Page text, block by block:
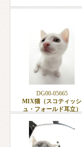
DG00-05665
MIX猫（スコティッシ
ュ・フォールド耳立）